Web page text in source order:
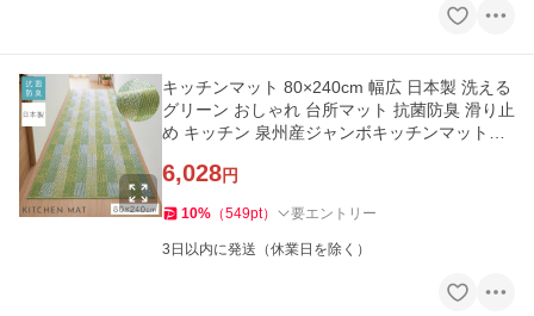
キッチンマット 80×240cm 幅広 日本製 洗える
グリーン おしゃれ 台所マット 抗菌防臭 滑り止
め キッチン 泉州産ジャンボキッチンマットサ
6,028円
10% （549pt） 要エントリー
3日以内に発送（休業日を除く）